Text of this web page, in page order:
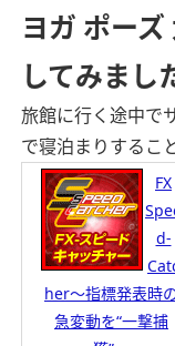
ヨガ ポー
してみまし
旅館に行く途中で
で寝泊まりするこ
FX
d-
her～指標発表時
急変動を“一撃捕